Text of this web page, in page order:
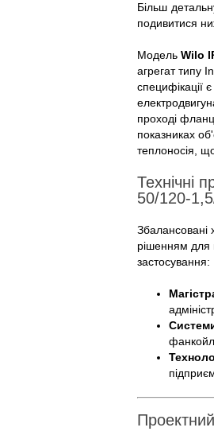
Більш
подивитися
Модель Wilo
агрегат типу
специфікації
проході
показниках
теплоносія,
Технічні
50/120-
Збалансовані
рішенням для
застосування: